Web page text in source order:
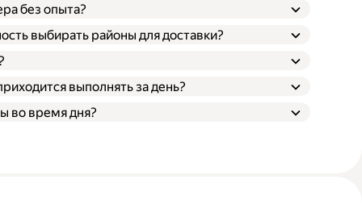
без опыта?
выбирать районы для доставки?
выполнять за день?
во время дня?